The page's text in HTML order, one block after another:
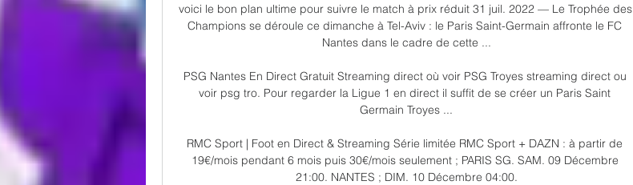
voici le bon plan ultime pour suivre le match à prix réduit 31 juil. 2022 — Le Trophée des
Champions se déroule ce dimanche à Tel-Aviv : le Paris Saint-Germain affronte le FC
Nantes dans le cadre de cette ...
PSG Nantes En Direct Gratuit Streaming direct où voir PSG Troyes streaming direct ou
voir psg tro. Pour regarder la Ligue 1 en direct il suffit de se créer un Paris Saint
Germain Troyes ...
RMC Sport | Foot en Direct & Streaming Série limitée RMC Sport + DAZN : à partir de
19€/mois pendant 6 mois puis 30€/mois seulement ; PARIS SG. SAM. 09 Décembre
21:00. NANTES ; DIM. 10 Décembre 04:00.